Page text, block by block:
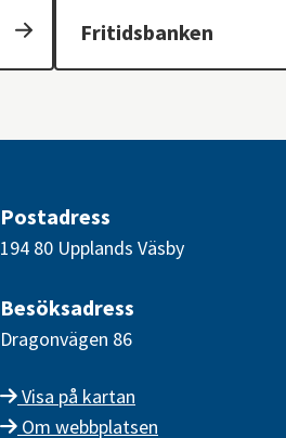
Fritidsbanken
Postadress
194 80 Upplands Väsby
Besöksadress
Dragonvägen 86
Visa på kartan
Om webbplatsen